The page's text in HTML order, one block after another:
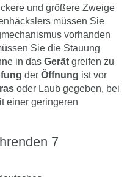
und größere Zweige
müssen Sie
vorhanden
Sie die Stauung
in das Gerät greifen zu
der Öffnung ist vor
oder Laub gegeben, bei
einer geringeren
7